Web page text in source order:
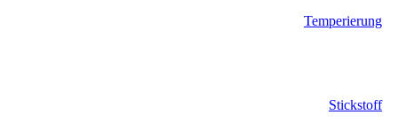
Temperierung
Stickstoff